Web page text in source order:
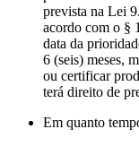
prevista na Lei
acordo com o §
data da
6 (seis) meses,
ou certificar
terá direito de
Em quanto